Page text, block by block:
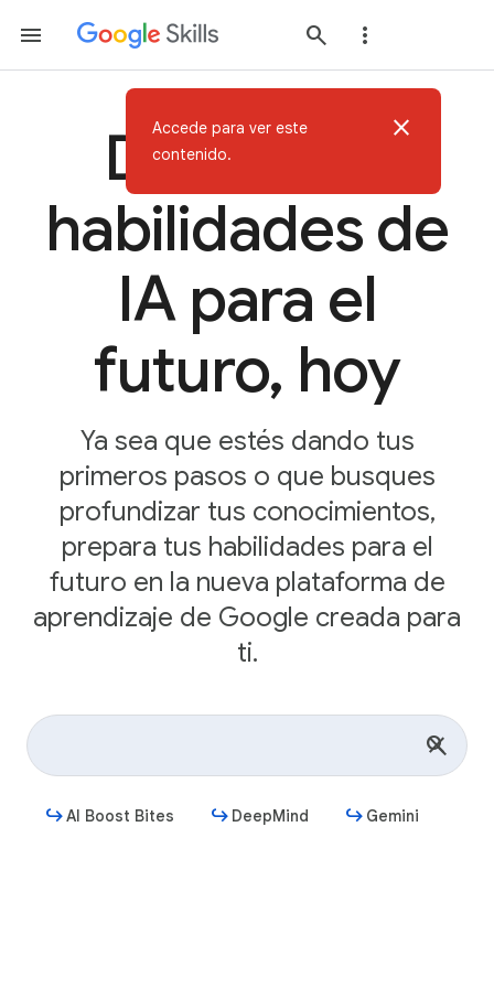
Desarrolla
habilidades de
IA para el
futuro, hoy
Ya sea que estés dando tus
primeros pasos o que busques
profundizar tus conocimientos,
prepara tus habilidades para el
futuro en la nueva plataforma de
aprendizaje de Google creada para
ti.
AI Boost Bites DeepMind Gemini
Accede para ver este
contenido.
close